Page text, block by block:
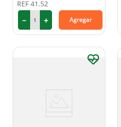
REF 41.52
＋
－ Agregar